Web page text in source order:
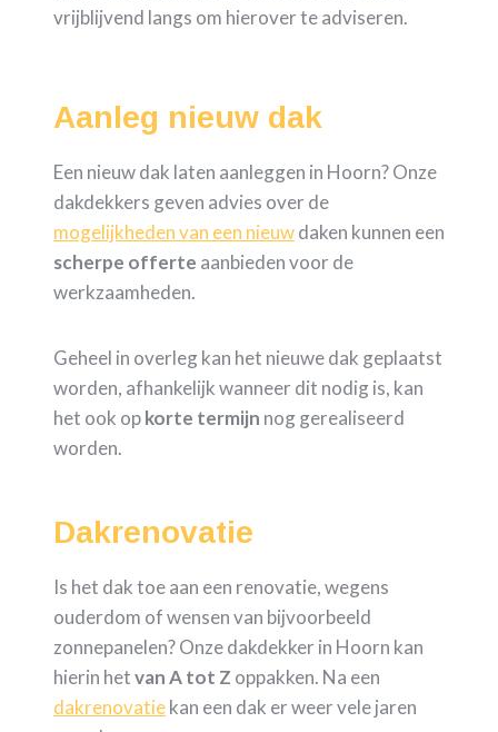
vrijblijvend langs om hierover te adviseren.
Aanleg nieuw dak
Een nieuw dak laten aanleggen in Hoorn? Onze
dakdekkers geven advies over de
mogelijkheden van een nieuwdaken kunnen een
scherpe offerte aanbieden voor de
werkzaamheden.
Geheel in overleg kan het nieuwe dak geplaatst
worden, afhankelijk wanneer dit nodig is, kan
het ook opkorte termijn nog gerealiseerd
worden.
Dakrenovatie
Is het dak toe aan een renovatie, wegens
ouderdom of wensen van bijvoorbeeld
zonnepanelen? Onze dakdekker in Hoorn kan
hierin hetvan A tot Z oppakken. Na een
dakrenovatiekan een dak er weer vele jaren